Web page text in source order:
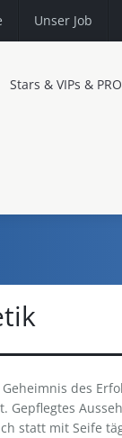
Unser Job
Stars & VIPs &
Geheimnis des
Gepflegtes
statt mit Seife